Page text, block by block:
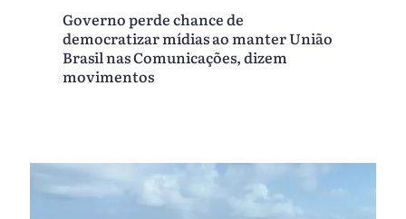
Governo perde chance de
democratizar mídias ao manter União
Brasil nas Comunicações, dizem
movimentos